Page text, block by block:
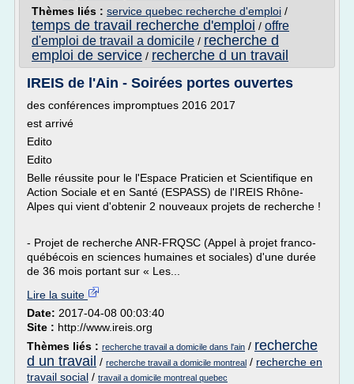
Thèmes liés : service quebec recherche d'emploi /
temps de travail recherche d'emploi / offre
d'emploi de travail a domicile / recherche d
emploi de service / recherche d un travail
IREIS de l'Ain - Soirées portes ouvertes
des conférences impromptues 2016 2017
est arrivé
Edito
Edito
Belle réussite pour le l'Espace Praticien et Scientifique en
Action Sociale et en Santé (ESPASS) de l'IREIS Rhône-
Alpes qui vient d'obtenir 2 nouveaux projets de recherche !
- Projet de recherche ANR-FRQSC (Appel à projet franco-
québécois en sciences humaines et sociales) d'une durée
de 36 mois portant sur « Les...
Lire la suite
Date: 2017-04-08 00:03:40
Site : http://www.ireis.org
Thèmes liés : recherche travail a domicile dans l'ain / recherche
d un travail / recherche travail a domicile montreal / recherche en
travail social / travail a domicile montreal quebec